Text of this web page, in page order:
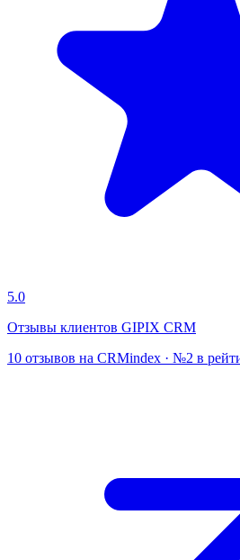
5.0
Отзывы клиентов GIPIX CRM
10 отзывов на CRMindex · №2 в